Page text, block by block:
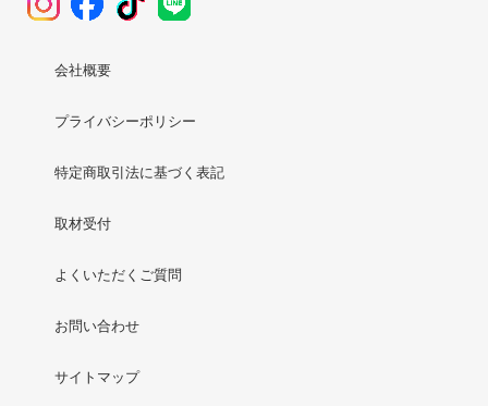
会社概要
プライバシーポリシー
特定商取引法に基づく表記
取材受付
よくいただくご質問
お問い合わせ
サイトマップ